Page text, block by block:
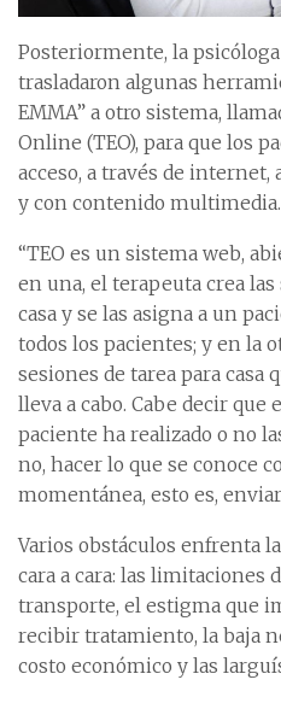
Posteriormente, la
trasladaron algunas
EMMA” a otro sistema,
Online (TEO), para que los
acceso, a través de internet,
y con contenido multimedia.
“TEO es un sistema web,
en una, el terapeuta crea
casa y se las asigna a un
todos los pacientes; y en la
sesiones de tarea para casa
lleva a cabo. Cabe decir
paciente ha realizado o no
no, hacer lo que se conoce
momentánea, esto es,
Varios obstáculos enfrenta
cara a cara: las limitaciones
transporte, el estigma que
recibir tratamiento, la baja
costo económico y las